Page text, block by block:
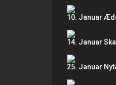
10. Januar
14. Januar
25. Januar